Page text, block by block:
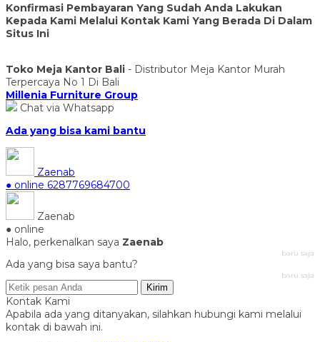
Konfirmasi Pembayaran Yang Sudah Anda Lakukan
Kepada Kami Melalui Kontak Kami Yang Berada Di Dalam
Situs Ini
Toko Meja Kantor Bali - Distributor Meja Kantor Murah
Terpercaya No 1 Di Bali
Millenia Furniture Group
Chat via Whatsapp
Ada yang bisa kami bantu
Zaenab
● online 6287769684700
Zaenab
● online
Halo, perkenalkan saya Zaenab
baru saja
Ada yang bisa saya bantu?
baru saja
Kirim
Kontak Kami
Apabila ada yang ditanyakan, silahkan hubungi kami melalui
kontak di bawah ini.